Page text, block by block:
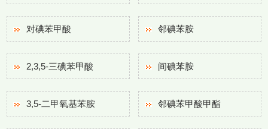
对碘苯甲酸 邻碘苯胺
2,3,5-三碘苯甲酸 间碘苯胺
3,5-二甲氧基苯胺 邻碘苯甲酸甲酯